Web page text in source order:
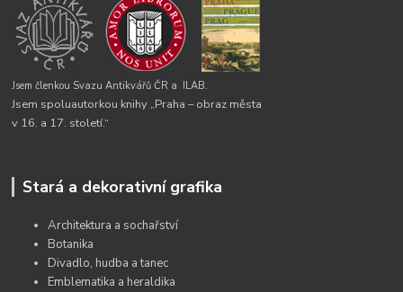
Jsem členkou Svazu Antikvářů ČR a ILAB.
Jsem spoluautorkou knihy „Praha – obraz města
v 16. a 17. století.“
Stará a dekorativní grafika
Architektura a sochařství
Botanika
Divadlo, hudba a tanec
Emblematika a heraldika